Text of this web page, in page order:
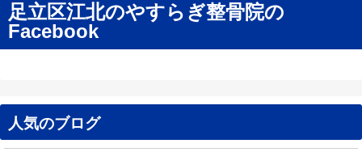
足立区江北のやすらぎ整骨院の
Facebook
人気のブログ